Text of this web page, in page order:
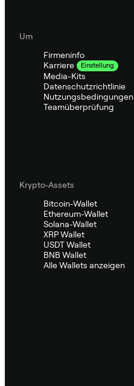
Um
Firmeninfo
Karriere
Einstellung
Media-Kits
Datenschutzrichtlinie
Nutzungsbedingungen
Teamüberprüfung
Krypto-Assets
Bitcoin-Wallet
Ethereum-Wallet
Solana-Wallet
XRP Wallet
USDT Wallet
BNB Wallet
Alle Wallets anzeigen